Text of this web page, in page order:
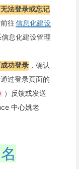
法登录或忘记
往信息化建设
息化建设管理
功登录 ，确认
过登录页面的
）反馈或发送
中心姚老